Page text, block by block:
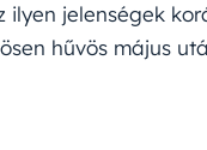
jelenségek
hűvös május